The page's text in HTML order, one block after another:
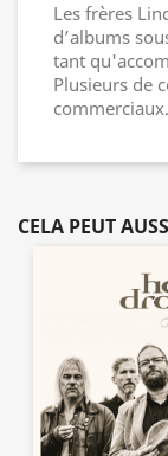
Les frères
d’albums
tant
Plusieurs de
commerciaux.
CELA PEUT